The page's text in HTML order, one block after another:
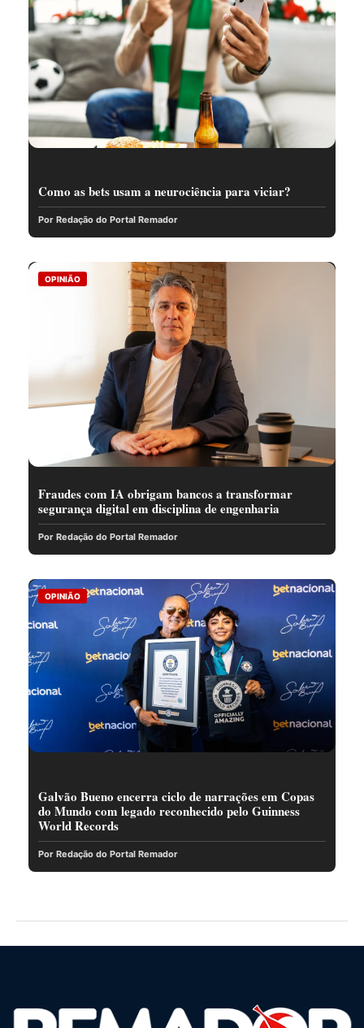
Como as bets usam a neurociência para viciar?
Por Redação do Portal Remador
OPINIÃO
Fraudes com IA obrigam bancos a transformar
segurança digital em disciplina de engenharia
Por Redação do Portal Remador
OPINIÃO
Galvão Bueno encerra ciclo de narrações em Copas
do Mundo com legado reconhecido pelo Guinness
World Records
Por Redação do Portal Remador